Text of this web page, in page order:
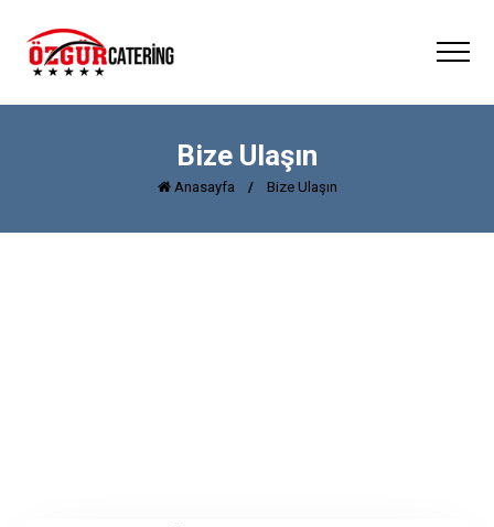
Bize Ulaşın
Anasayfa / Bize Ulaşın